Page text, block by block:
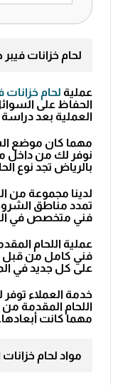
لحام خزانات
عملية لحام
الحفاظ على
العملية بعد
مهما كان موضع
نوفر لك من داخل
بالرياض تجد نوع
لدينا مجموعة من
تمدد مناطق
فني متخصص في
عملية اللحام
فني كامل من قبل
على كل جديد في
خدمة العملاء
اللحام المقدمة من
مهما كانت أبعادها.
مواد لحام